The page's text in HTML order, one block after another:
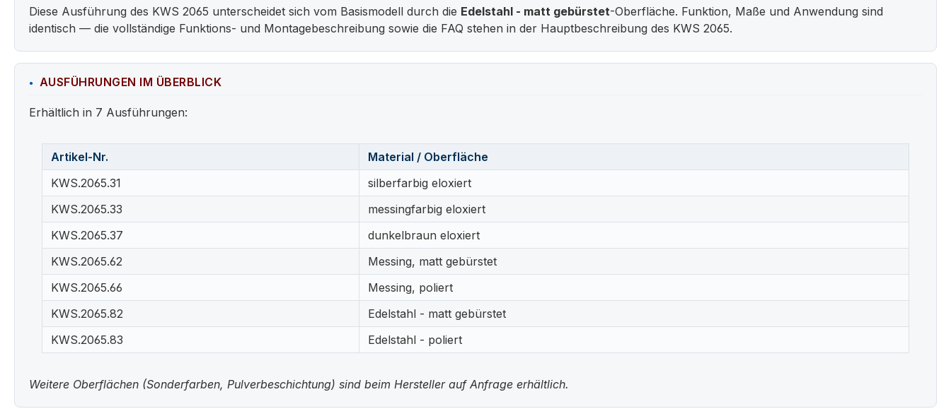
Diese Ausführung des KWS 2065 unterscheidet sich vom Basismodell durch die Edelstahl - matt gebürstet-Oberfläche. Funktion, Maße und Anwendung sind
identisch — die vollständige Funktions- und Montagebeschreibung sowie die FAQ stehen in der Hauptbeschreibung des KWS 2065.
AUSFÜHRUNGEN IM ÜBERBLICK
Erhältlich in 7 Ausführungen:
Artikel-Nr.
Material / Oberfläche
KWS.2065.31
silberfarbig eloxiert
KWS.2065.33
messingfarbig eloxiert
KWS.2065.37
dunkelbraun eloxiert
KWS.2065.62
Messing, matt gebürstet
KWS.2065.66
Messing, poliert
KWS.2065.82
Edelstahl - matt gebürstet
KWS.2065.83
Edelstahl - poliert
Weitere Oberflächen (Sonderfarben, Pulverbeschichtung) sind beim Hersteller auf Anfrage erhältlich.